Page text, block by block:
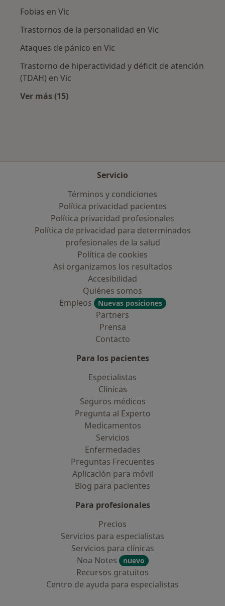
Fobias en Vic
Trastornos de la personalidad en Vic
Ataques de pánico en Vic
Trastorno de hiperactividad y déficit de atención
(TDAH) en Vic
Ver más (15)
Servicio
Términos y condiciones
Política privacidad pacientes
Política privacidad profesionales
Política de privacidad para determinados
profesionales de la salud
Política de cookies
Así organizamos los resultados
Accesibilidad
Quiénes somos
Empleos
Nuevas posiciones
Partners
Prensa
Contacto
Para los pacientes
Especialistas
Clínicas
Seguros médicos
Pregunta al Experto
Medicamentos
Servicios
Enfermedades
Preguntas Frecuentes
Aplicación para móvil
Blog para pacientes
Para profesionales
Precios
Servicios para especialistas
Servicios para clínicas
Noa Notes
nuevo
Recursos gratuitos
Centro de ayuda para especialistas